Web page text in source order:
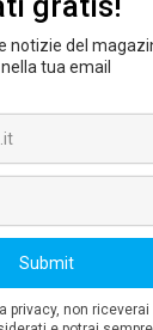
all'incirca
valutario,
di
a tal punto
così